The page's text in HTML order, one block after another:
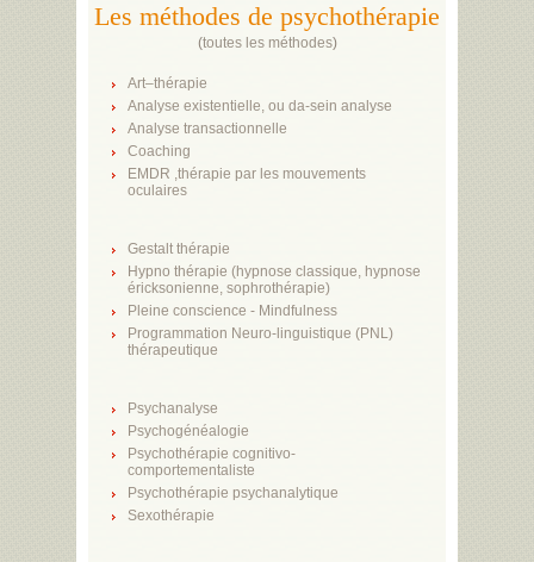
Les méthodes de psychothérapie
(toutes les méthodes)
Art–thérapie
Analyse existentielle, ou da-sein analyse
Analyse transactionnelle
Coaching
EMDR ,thérapie par les mouvements
oculaires
Gestalt thérapie
Hypno thérapie (hypnose classique, hypnose
éricksonienne, sophrothérapie)
Pleine conscience - Mindfulness
Programmation Neuro-linguistique (PNL)
thérapeutique
Psychanalyse
Psychogénéalogie
Psychothérapie cognitivo-
comportementaliste
Psychothérapie psychanalytique
Sexothérapie